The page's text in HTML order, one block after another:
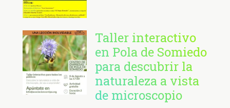
Taller interactivo
en Pola de Somiedo
para descubrir la
naturaleza a vista
de microscopio